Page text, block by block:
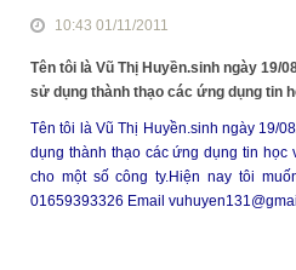
10:43 01/11/2011
Tên tôi là Vũ Thị Huyền.sinh ngày 19/
sử dụng thành thạo các ứng dụng tin
Tên tôi là Vũ Thị Huyền.sinh ngày 19/
dụng thành thạo các ứng dụng tin học
cho một số công ty.Hiện nay tôi
01659393326 Email